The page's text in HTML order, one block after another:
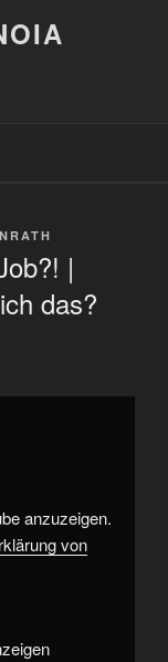
|
das?
anzuzeigen.
von